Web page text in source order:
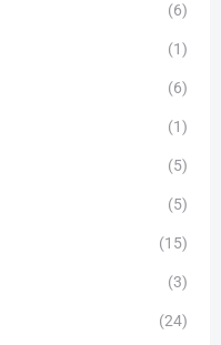
(6)
(1)
(6)
(1)
(5)
(5)
(15)
(3)
(24)